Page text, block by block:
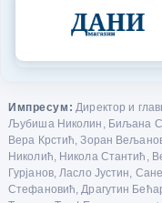
Импресум: Директор и
Љубиша Николин, Биљана
Вера Крстић, Зоран
Николић, Никола Стантић,
Гурјанов, Ласло Јустин,
Стефановић, Драгутин